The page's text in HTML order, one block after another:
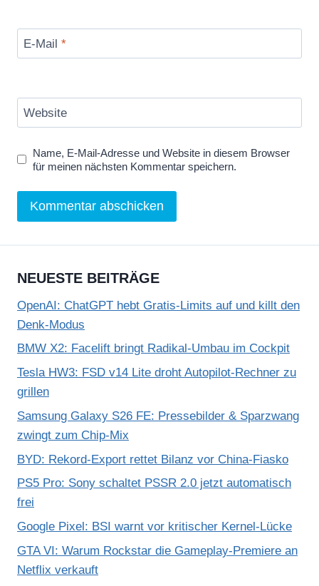
E-Mail *
Website
Name, E-Mail-Adresse und Website in diesem Browser
für meinen nächsten Kommentar speichern.
NEUESTE BEITRÄGE
OpenAI: ChatGPT hebt Gratis-Limits auf und killt den
Denk-Modus
BMW X2: Facelift bringt Radikal-Umbau im Cockpit
Tesla HW3: FSD v14 Lite droht Autopilot-Rechner zu
grillen
Samsung Galaxy S26 FE: Pressebilder & Sparzwang
zwingt zum Chip-Mix
BYD: Rekord-Export rettet Bilanz vor China-Fiasko
PS5 Pro: Sony schaltet PSSR 2.0 jetzt automatisch
frei
Google Pixel: BSI warnt vor kritischer Kernel-Lücke
GTA VI: Warum Rockstar die Gameplay-Premiere an
Netflix verkauft